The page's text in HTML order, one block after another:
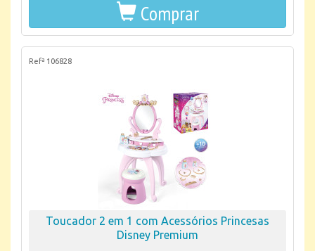
Comprar
Refª 106828
Toucador 2 em 1 com Acessórios Princesas
Disney Premium